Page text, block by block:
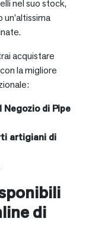
nel suo stock,
acquistare
la migliore
di Pipe
artigiani di
di